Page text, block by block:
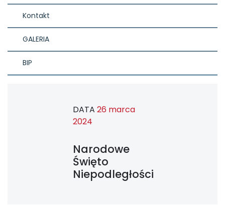
Kontakt
GALERIA
BIP
DATA 26 marca
2024
Narodowe
Święto
Niepodległości